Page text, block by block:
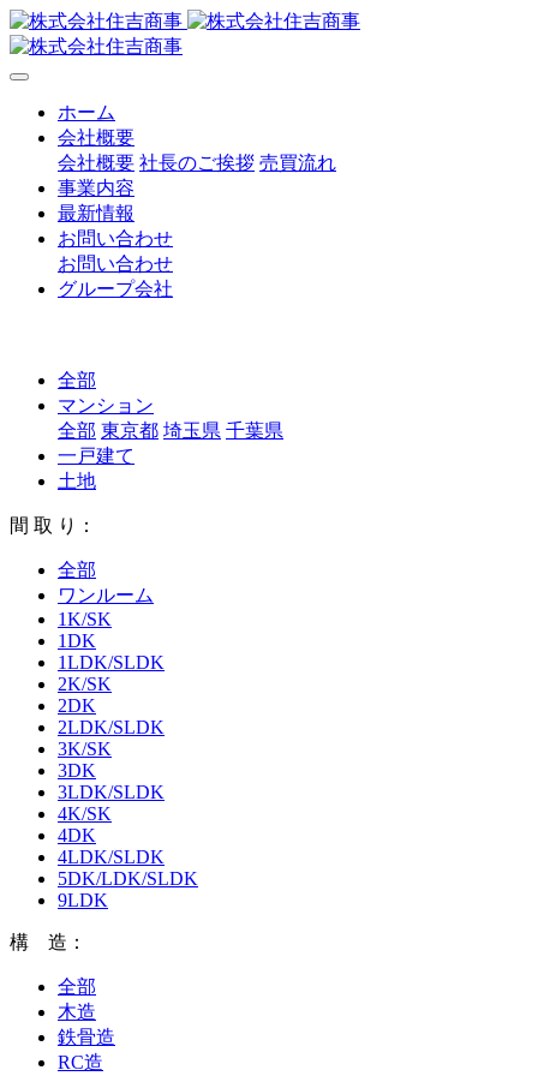
ホーム
会社概要
会社概要 社長のご挨拶 売買流れ
事業内容
最新情報
お問い合わせ
お問い合わせ
グループ会社
全部
マンション
全部 東京都 埼玉県 千葉県
一戸建て
土地
間 取 り：
全部
ワンルーム
1K/SK
1DK
1LDK/SLDK
2K/SK
2DK
2LDK/SLDK
3K/SK
3DK
3LDK/SLDK
4K/SK
4DK
4LDK/SLDK
5DK/LDK/SLDK
9LDK
構 造：
全部
木造
鉄骨造
RC造